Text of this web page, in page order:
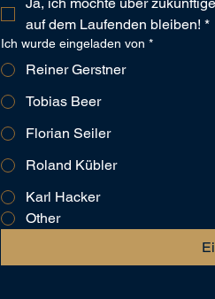
auf dem Laufenden bleiben! *
Ich wurde eingeladen von *
Reiner Gerstner
Tobias Beer
Florian Seiler
Roland Kübler
Karl Hacker
Other